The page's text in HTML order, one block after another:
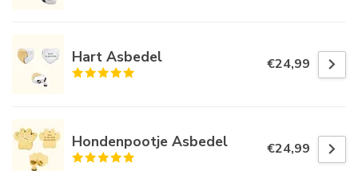
Hart Asbedel €24,99
Hondenpootje Asbedel €24,99